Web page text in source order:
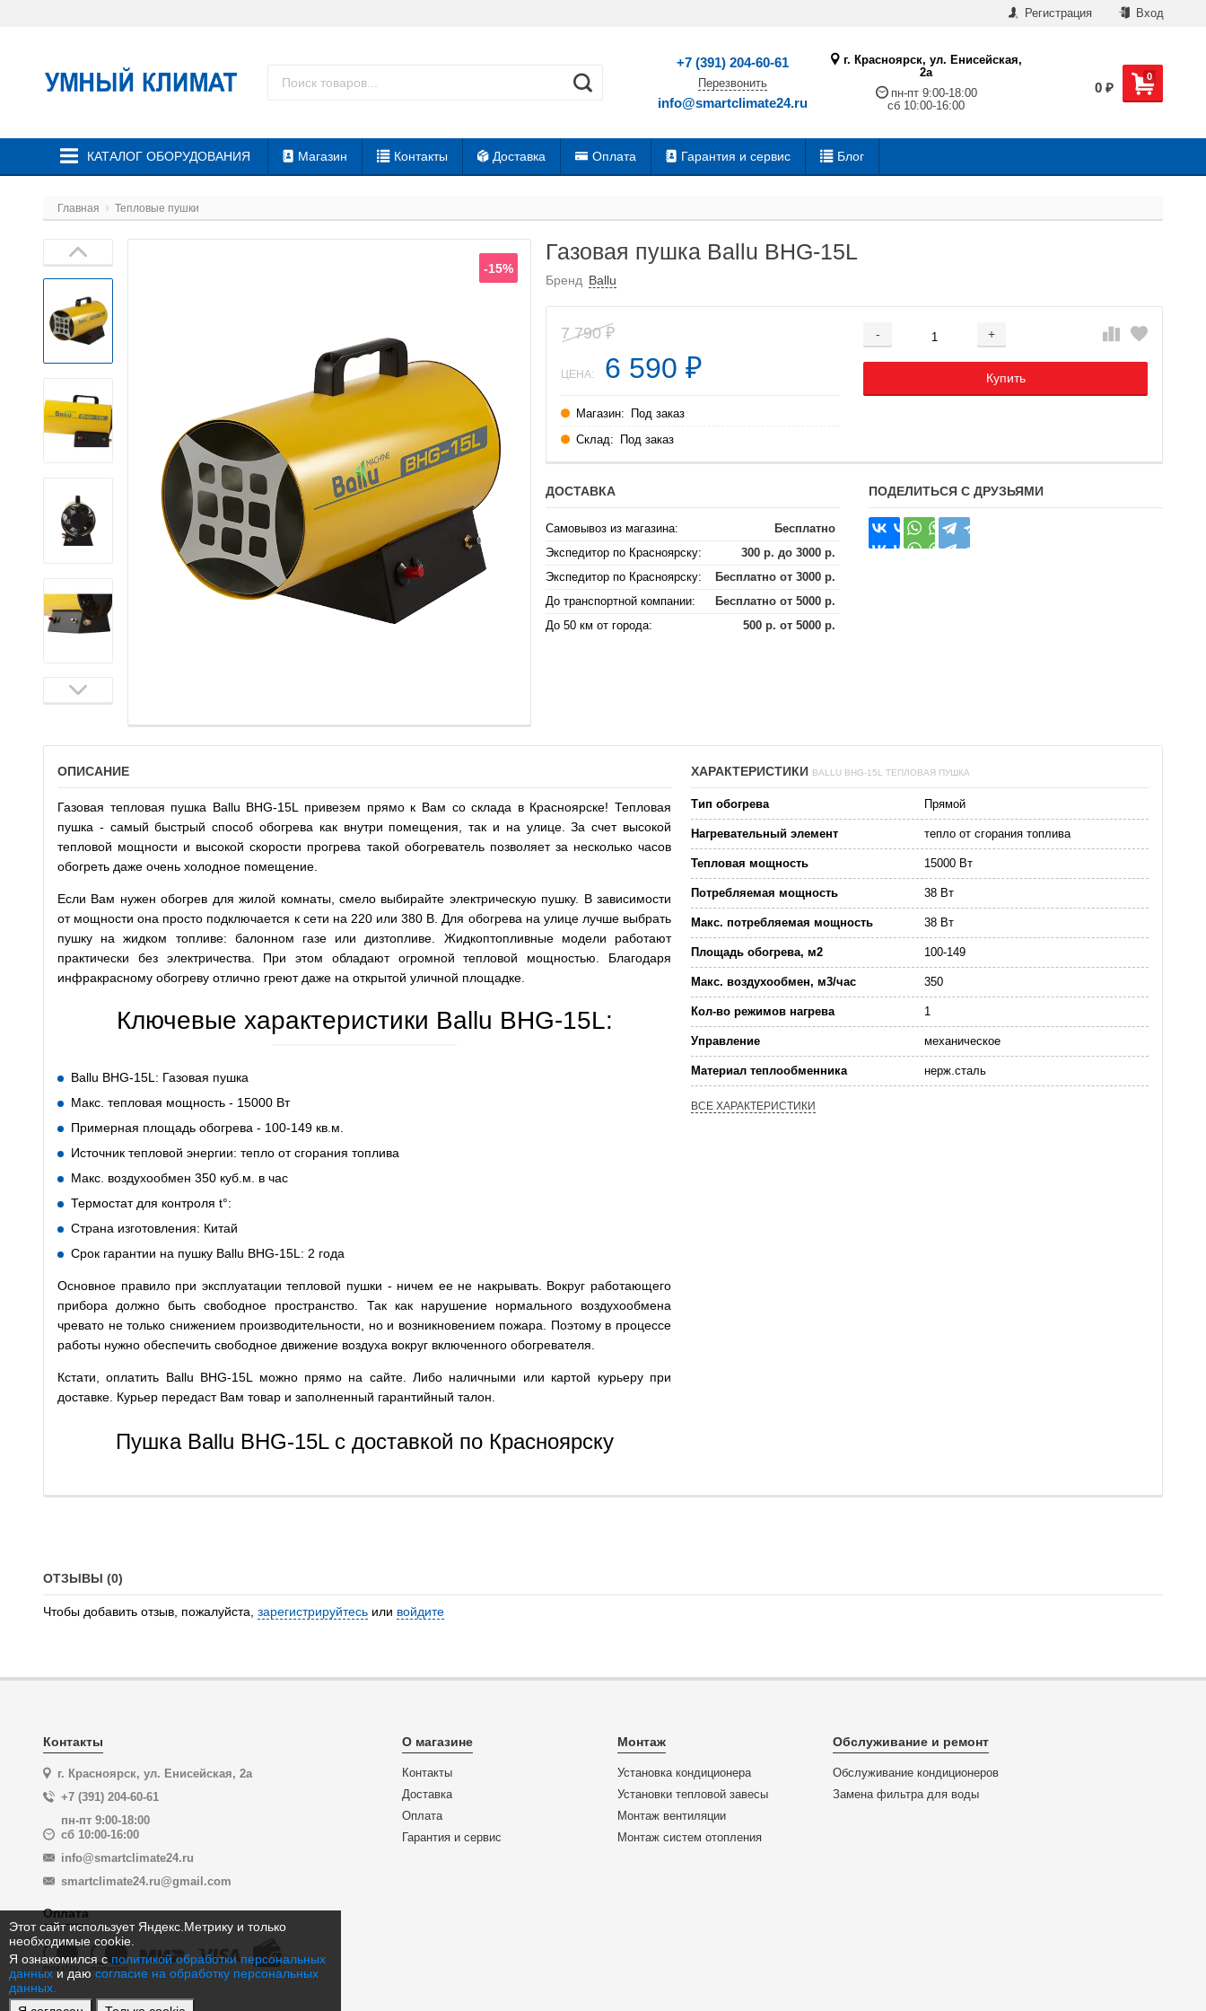
Этот сайт использует Яндекс.Метрику и только
необходимые cookie.
Я ознакомился с политикой обработки персональных
данных и даю согласие на обработку персональных
данных.
Регистрация Вход
+7 (391) 204-60-61
Перезвонить
info@smartclimate24.ru
г. Красноярск, ул. Енисейская,
2а
пн-пт 9:00-18:00
сб 10:00-16:00
0
0 ₽
КАТАЛОГ ОБОРУДОВАНИЯ Магазин Контакты Доставка Оплата Гарантия и сервис Блог
Главная Тепловые пушки
-15%
Газовая пушка Ballu BHG-15L
Бренд Ballu
- +
Добавляется...
Купить
Добавлен
7 790₽
ЦЕНА: 6 590 ₽
Магазин:
Под заказ
Склад:
Под заказ
ДОСТАВКА
Самовывоз из магазина:
Бесплатно
Экспедитор по Красноярску:
300 р. до 3000 р.
Экспедитор по Красноярску:
Бесплатно от 3000 р.
До транспортной компании:
Бесплатно от 5000 р.
До 50 км от города:
500 р. от 5000 р.
ПОДЕЛИТЬСЯ С ДРУЗЬЯМИ
ХАРАКТЕРИСТИКИ BALLU BHG-15L ТЕПЛОВАЯ ПУШКА
Тип обогрева Прямой
Нагревательный элемент тепло от сгорания топлива
Тепловая мощность 15000 Вт
Потребляемая мощность 38 Вт
Макс. потребляемая мощность 38 Вт
Площадь обогрева, м2 100-149
Макс. воздухообмен, м3/час 350
Кол-во режимов нагрева 1
Управление механическое
Материал теплообменника нерж.сталь
ВСЕ ХАРАКТЕРИСТИКИ
ОПИСАНИЕ
Газовая тепловая пушка Ballu BHG-15L привезем прямо к Вам со склада в Красноярске! Тепловая
пушка - самый быстрый способ обогрева как внутри помещения, так и на улице. За счет высокой
тепловой мощности и высокой скорости прогрева такой обогреватель позволяет за несколько часов
обогреть даже очень холодное помещение.
Если Вам нужен обогрев для жилой комнаты, смело выбирайте электрическую пушку. В зависимости
от мощности она просто подключается к сети на 220 или 380 В. Для обогрева на улице лучше выбрать
пушку на жидком топливе: балонном газе или дизтопливе. Жидкоптопливные модели работают
практически без электричества. При этом обладают огромной тепловой мощностью. Благодаря
инфракрасному обогреву отлично греют даже на открытой уличной площадке.
Ключевые характеристики Ballu BHG-15L:
Ballu BHG-15L: Газовая пушка
Макс. тепловая мощность - 15000 Вт
Примерная площадь обогрева - 100-149 кв.м.
Источник тепловой энергии: тепло от сгорания топлива
Макс. воздухообмен 350 куб.м. в час
Термостат для контроля t°:
Страна изготовления: Китай
Срок гарантии на пушку Ballu BHG-15L: 2 года
Основное правило при эксплуатации тепловой пушки - ничем ее не накрывать. Вокруг работающего
прибора должно быть свободное пространство. Так как нарушение нормального воздухообмена
чревато не только снижением производительности, но и возникновением пожара. Поэтому в процессе
работы нужно обеспечить свободное движение воздуха вокруг включенного обогревателя.
Кстати, оплатить Ballu BHG-15L можно прямо на сайте. Либо наличными или картой курьеру при
доставке. Курьер передаст Вам товар и заполненный гарантийный талон.
Пушка Ballu BHG-15L с доставкой по Красноярску
ОТЗЫВЫ (0)
Чтобы добавить отзыв, пожалуйста, зарегистрируйтесь или войдите
Контакты
г. Красноярск, ул. Енисейская, 2а
+7 (391) 204-60-61
пн-пт 9:00-18:00
сб 10:00-16:00
info@smartclimate24.ru
smartclimate24.ru@gmail.com
Оплата
О магазине
Контакты
Доставка
Оплата
Гарантия и сервис
Монтаж
Установка кондиционера
Установки тепловой завесы
Монтаж вентиляции
Монтаж систем отопления
Обслуживание и ремонт
Обслуживание кондиционеров
Замена фильтра для воды